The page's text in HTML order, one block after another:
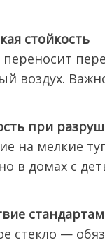
стойкость
воздух.
при
на мелкие
в домах с
стандартам
стекло —